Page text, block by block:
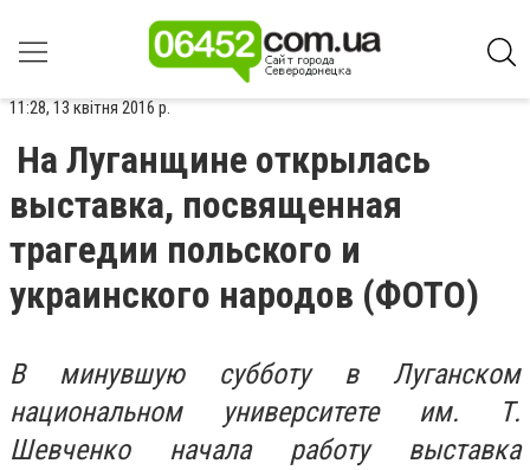
11:28, 13 квітня 2016 р.
На Луганщине открылась
выставка, посвященная
трагедии польского и
украинского народов (ФОТО)
В минувшую субботу в Луганском
национальном университете им. Т.
Шевченко начала работу выставка